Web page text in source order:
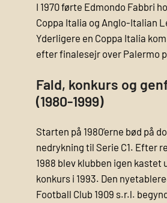
I 1970 førte Edmondo Fabbri
Coppa Italia og Anglo-Italian
Yderligere en Coppa Italia kom
efter finalesejr over Palermo
Fald, konkurs og
(1980-1999)
Starten på 1980’erne bød på
nedrykning til Serie C1. Efter
1988 blev klubben igen kastet
konkurs i 1993. Den
Football Club 1909 s.r.l.